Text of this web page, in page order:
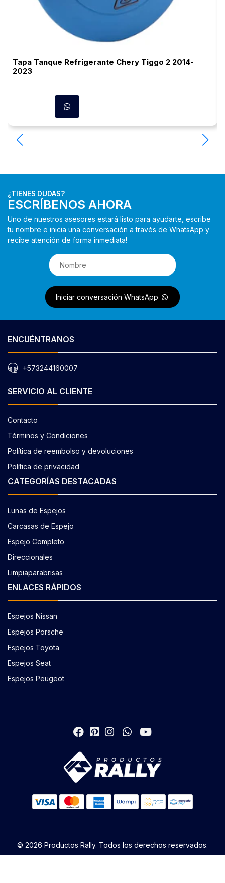
Tapa Tanque Refrigerante Chery Tiggo 2 2014-
2023
¿TIENES DUDAS?
ESCRÍBENOS AHORA
Uno de nuestros asesores estará listo para ayudarte, escribe
tu nombre e inicia una conversación a través de WhatsApp y
recibe atención de forma inmediata!
Iniciar conversación WhatsApp
ENCUÉNTRANOS
+573244160007
SERVICIO AL CLIENTE
Contacto
Términos y Condiciones
Política de reembolso y devoluciones
Política de privacidad
CATEGORÍAS DESTACADAS
Lunas de Espejos
Carcasas de Espejo
Espejo Completo
Direccionales
Limpiaparabrisas
ENLACES RÁPIDOS
Espejos Nissan
Espejos Porsche
Espejos Toyota
Espejos Seat
Espejos Peugeot
© 2026 Productos Rally. Todos los derechos reservados.